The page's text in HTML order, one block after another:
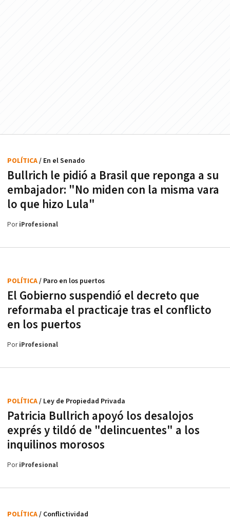
Bullrich le pidió a Brasil que reponga a su
embajador: "No miden con la misma vara
lo que hizo Lula"
POLÍTICA/ En el Senado
PoriProfesional
El Gobierno suspendió el decreto que
reformaba el practicaje tras el conflicto
en los puertos
POLÍTICA/ Paro en los puertos
PoriProfesional
Patricia Bullrich apoyó los desalojos
exprés y tildó de "delincuentes" a los
inquilinos morosos
POLÍTICA/ Ley de Propiedad Privada
PoriProfesional
POLÍTICA/ Conflictividad